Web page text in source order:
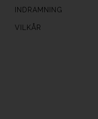
INDRAMNING
VILKÅR